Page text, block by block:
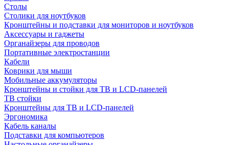
Столы
Столики для ноутбуков
Кронштейны и подставки для мониторов и ноутбуков
Аксессуары и гаджеты
Органайзеры для проводов
Портативные электростанции
Кабели
Коврики для мыши
Мобильные аккумуляторы
Кронштейны и стойки для ТВ и LCD-панелей
ТВ стойки
Кронштейны для ТВ и LCD-панелей
Эргономика
Кабель каналы
Подставки для компьютеров